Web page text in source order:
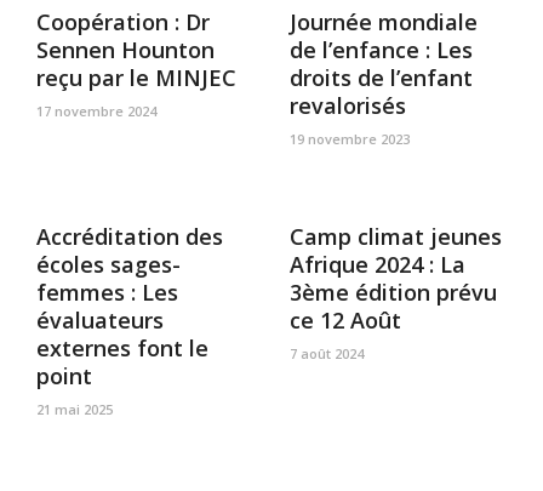
Coopération : Dr
Sennen Hounton
reçu par le MINJEC
17 novembre 2024
Journée mondiale
de l’enfance : Les
droits de l’enfant
revalorisés
19 novembre 2023
Accréditation des
écoles sages-
femmes : Les
évaluateurs
externes font le
point
21 mai 2025
Camp climat jeunes
Afrique 2024 : La
3ème édition prévu
ce 12 Août
7 août 2024